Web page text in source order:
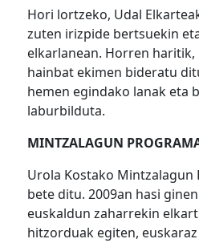
Hori lortzeko, Udal
zuten irizpide bertsuekin
elkarlanean. Horren
hainbat ekimen bideratu
hemen egindako lanak eta
laburbilduta.
MINTZALAGUN
Urola Kostako
bete ditu. 2009an hasi
euskaldun zaharrekin
hitzorduak egiten,